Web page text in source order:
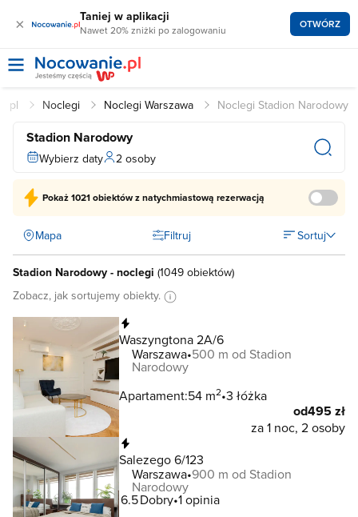
× Taniej w aplikacji
Nawet 20% zniżki po zalogowaniu OTWÓRZ
Noclegi Noclegi Warszawa Noclegi Stadion Narodowy
Stadion Narodowy
Wybierz daty 2 osoby
Pokaż1021 obiektówz natychmiastową rezerwacją
Mapa Filtruj Sortuj
Stadion Narodowy - noclegi (1049 obiektów)
Zobacz, jak sortujemy obiekty.
Waszyngtona 2A/6
Warszawa 500 m od Stadion
Narodowy
Apartament:54 m2 3 łóżka
od495 zł
za 1 noc, 2 osoby
Salezego 6/123
Warszawa 900 m od Stadion
Narodowy
6.5Dobry 1 opinia